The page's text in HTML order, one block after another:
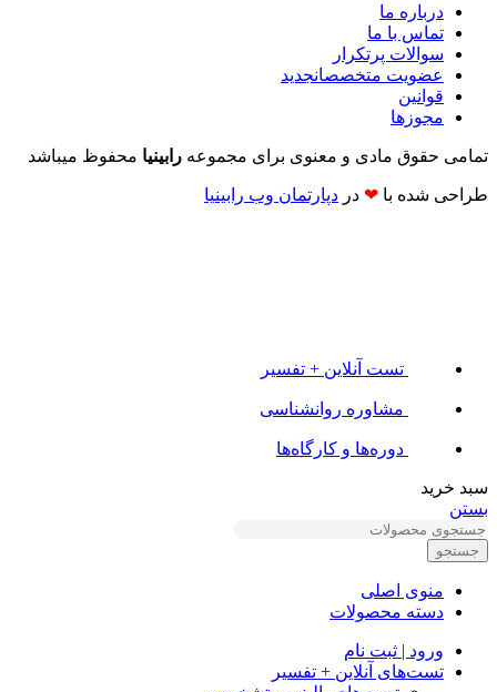
درباره ما
تماس با ما
سوالات پرتکرار
عضویت متخصصانجدید
قوانین
مجوزها
تمامی حقوق مادی و معنوی برای مجموعه رابینیا محفوظ میباشد
طراحی شده با ❤ در دپارتمان وب رابینیا​​
تست آنلاین + تفسیر
مشاوره روانشناسی
دوره‌ها و کارگاه‌ها
سبد خرید
بستن
جستجو
منوی اصلی
دسته محصولات
ورود | ثبت نام
تست‌های آنلاین + تفسیر